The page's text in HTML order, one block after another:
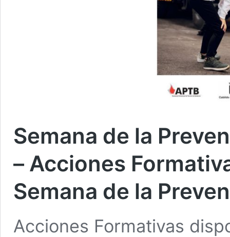
Semana de la
– Acciones
Semana de la
Acciones Formativas